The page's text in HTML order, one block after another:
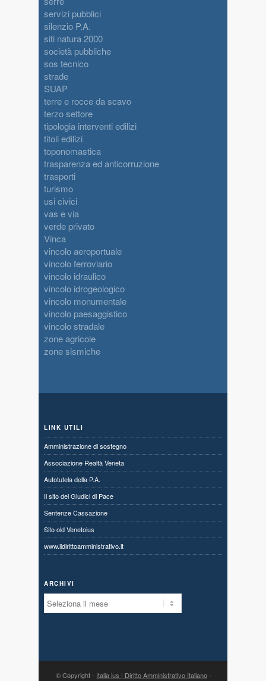
servizi pubblici
silenzio P.A.
siti natura 2000
società pubbliche
sos tecnico
strade
SUAP
terre e rocce da scavo
terzo settore
tipologia interventi edilizi
titoli edilizi
toponomastica
trasparenza ed anticorruzione
trasporti
turismo
usi civici
vas e via
verde privato
Vinca
vincolo aeroportuale
vincolo ferroviario
vincolo idraulico
vincolo idrogeologico
vincolo monumentale
vincolo paesaggistico
vincolo stradale
zone agricole
zone sismiche
LINK UTILI
Amministrazione di sostegno
Associazione Realtà Veneta
Autotutela della P.A.
Il sito dei Giudici di Pace
Sentenze Cassazione
Sito old Venetoius
www.ildirittoamministrativo.it
ARCHIVI
Archivi
© Copyright - Italia ius | Diritto Amministrativo Italiano-